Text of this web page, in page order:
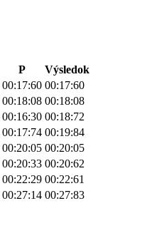
P
Výsledok
00:17:60 00:17:60
00:18:08 00:18:08
00:16:30 00:18:72
00:17:74 00:19:84
00:20:05 00:20:05
00:20:33 00:20:62
00:22:29 00:22:61
00:27:14 00:27:83